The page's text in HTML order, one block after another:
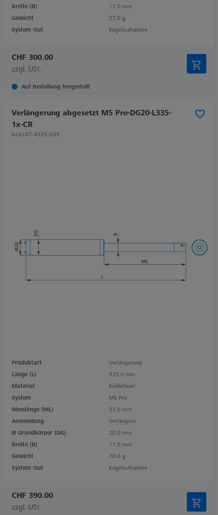
Breite (B)
11.0 mm
Gewicht
27.0 g
System Out
Kegelaufnahme
CHF 300.00
zzgl. USt.
Auf Bestellung hergestellt
Verlängerung abgesetzt M5 Pro-DG20-L335-
1x-CR
626107-4335-035
Produktart
Verlängerung
Länge (L)
335.0 mm
Material
Kohlefaser
System
M5 Pro
Messlänge (ML)
35.0 mm
Anwendung
Verlängern
Ø Grundkörper (DG)
20.0 mm
Breite (B)
11.0 mm
Gewicht
70.0 g
System Out
Kegelaufnahme
CHF 390.00
zzgl. USt.